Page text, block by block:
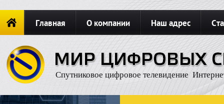
Главная О компании Наш адрес
Новости Карта сайта
Спутниковое цифровое телевидение